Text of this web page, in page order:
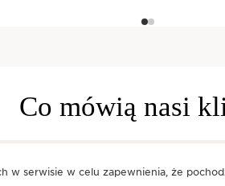
Co mówią nasi
w serwisie w celu zapewnienia, że